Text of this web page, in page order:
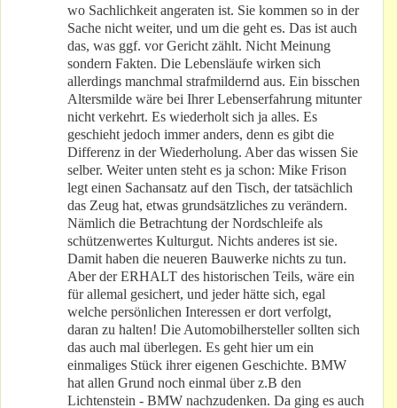
wo Sachlichkeit angeraten ist. Sie kommen so in der
Sache nicht weiter, und um die geht es. Das ist auch
das, was ggf. vor Gericht zählt. Nicht Meinung
sondern Fakten. Die Lebensläufe wirken sich
allerdings manchmal strafmildernd aus. Ein bisschen
Altersmilde wäre bei Ihrer Lebenserfahrung mitunter
nicht verkehrt. Es wiederholt sich ja alles. Es
geschieht jedoch immer anders, denn es gibt die
Differenz in der Wiederholung. Aber das wissen Sie
selber. Weiter unten steht es ja schon: Mike Frison
legt einen Sachansatz auf den Tisch, der tatsächlich
das Zeug hat, etwas grundsätzliches zu verändern.
Nämlich die Betrachtung der Nordschleife als
schützenwertes Kulturgut. Nichts anderes ist sie.
Damit haben die neueren Bauwerke nichts zu tun.
Aber der ERHALT des historischen Teils, wäre ein
für allemal gesichert, und jeder hätte sich, egal
welche persönlichen Interessen er dort verfolgt,
daran zu halten! Die Automobilhersteller sollten sich
das auch mal überlegen. Es geht hier um ein
einmaliges Stück ihrer eigenen Geschichte. BMW
hat allen Grund noch einmal über z.B den
Lichtenstein - BMW nachzudenken. Da ging es auch